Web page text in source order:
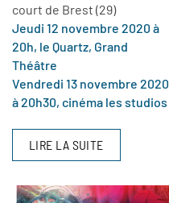
court de Brest (29)
Jeudi 12 novembre 2020 à
20h, le Quartz, Grand
Théâtre
Vendredi 13 novembre 2020
à 20h30, cinéma les studios
LIRE LA SUITE